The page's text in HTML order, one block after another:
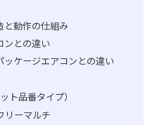
と動作の仕組み
ンとの違い
ッケージエアコンとの違い
ト品番タイプ）
リーマルチ